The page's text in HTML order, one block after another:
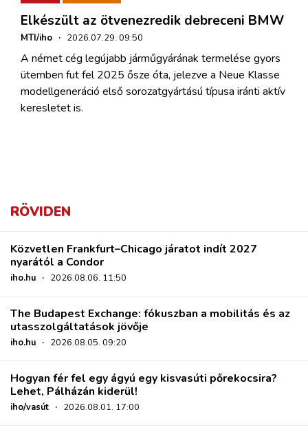
Elkészült az ötvenezredik debreceni BMW
MTI/iho · 2026.07.29. 09:50
A német cég legújabb járműgyárának termelése gyors
ütemben fut fel 2025 ősze óta, jelezve a Neue Klasse
modellgeneráció első sorozatgyártású típusa iránti aktív
keresletet is.
RÖVIDEN
Közvetlen Frankfurt–Chicago járatot indít 2027
nyarától a Condor
iho.hu · 2026.08.06. 11:50
The Budapest Exchange: fókuszban a mobilitás és az
utasszolgáltatások jövője
iho.hu · 2026.08.05. 09:20
Hogyan fér fel egy ágyú egy kisvasúti pőrekocsira?
Lehet, Pálházán kiderül!
iho/vasút · 2026.08.01. 17:00